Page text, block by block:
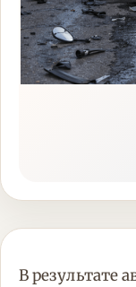
В результате